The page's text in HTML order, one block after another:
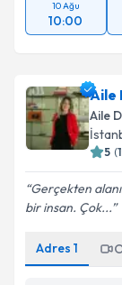
10 Ağu
10:00
Aile
Aile
5 (
Gerçekten
bir insan. Çok...
Adres 1